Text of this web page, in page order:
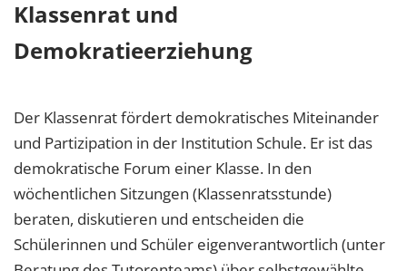
Klassenrat und
Demokratieerziehung
Der Klassenrat fördert demokratisches Miteinander
und Partizipation in der Institution Schule. Er ist das
demokratische Forum einer Klasse. In den
wöchentlichen Sitzungen (Klassenratsstunde)
beraten, diskutieren und entscheiden die
Schülerinnen und Schüler eigenverantwortlich (unter